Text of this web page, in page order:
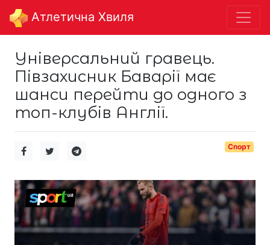
Aтлетична Хвиля
Універсальний гравець.
Півзахисник Баварії має
шанси перейти до одного з
топ-клубів Англії.
Спорт